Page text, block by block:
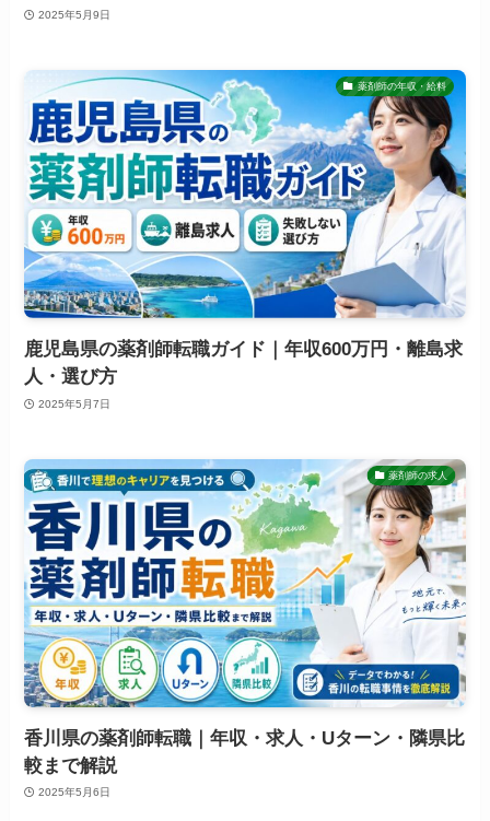
2025年5月9日
薬剤師の年収・給料
鹿児島県の薬剤師転職ガイド｜年収600万円・離島求
人・選び方
2025年5月7日
薬剤師の求人
香川県の薬剤師転職｜年収・求人・Uターン・隣県比
較まで解説
2025年5月6日